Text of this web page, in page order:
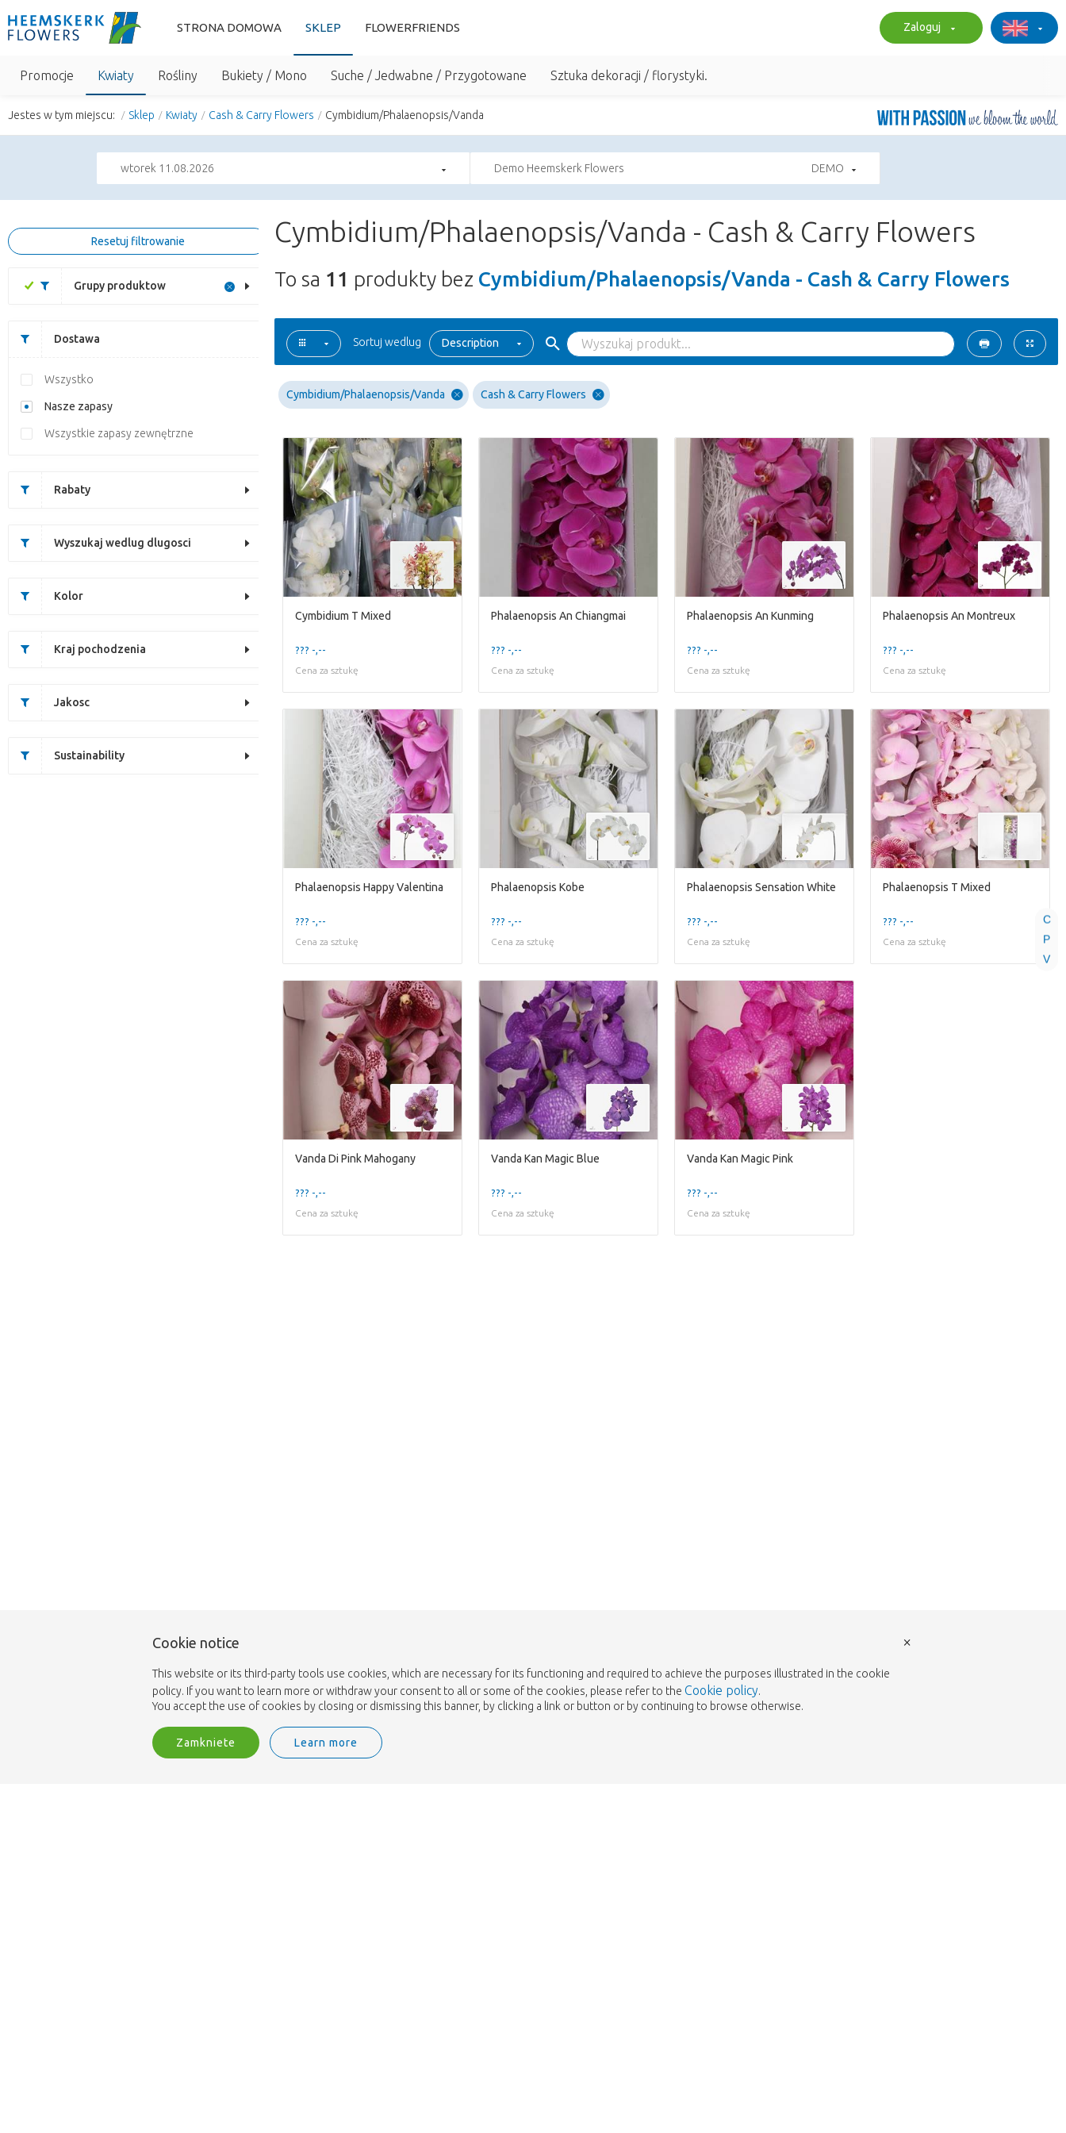
STRONA DOMOWA SKLEP FLOWERFRIENDS Zaloguj
Promocje Kwiaty Rośliny Bukiety / Mono Suche / Jedwabne / Przygotowane Sztuka dekoracji / florystyki.
Jestes w tym miejscu: Sklep Kwiaty Cash & Carry Flowers Cymbidium/Phalaenopsis/Vanda
wtorek 11.08.2026 Demo Heemskerk Flowers DEMO
C
P
V
Resetuj filtrowanie
Grupy produktow
Dostawa
Wszystko
Nasze zapasy
Wszystkie zapasy zewnętrzne
Rabaty
Wyszukaj wedlug dlugosci
Kolor
Kraj pochodzenia
Jakosc
Sustainability
Cymbidium/Phalaenopsis/Vanda - Cash & Carry Flowers
To sa 11 produkty bez Cymbidium/Phalaenopsis/Vanda - Cash & Carry Flowers
Sortuj wedlug Description
Cymbidium/Phalaenopsis/Vanda Cash & Carry Flowers
Cymbidium T Mixed
??? -,--
Cena za sztukę
Phalaenopsis An Chiangmai
??? -,--
Cena za sztukę
Phalaenopsis An Kunming
??? -,--
Cena za sztukę
Phalaenopsis An Montreux
??? -,--
Cena za sztukę
Phalaenopsis Happy Valentina
??? -,--
Cena za sztukę
Phalaenopsis Kobe
??? -,--
Cena za sztukę
Phalaenopsis Sensation White
??? -,--
Cena za sztukę
Phalaenopsis T Mixed
??? -,--
Cena za sztukę
Vanda Di Pink Mahogany
??? -,--
Cena za sztukę
Vanda Kan Magic Blue
??? -,--
Cena za sztukę
Vanda Kan Magic Pink
??? -,--
Cena za sztukę
Cookie notice
This website or its third-party tools use cookies, which are necessary for its functioning and required to achieve the purposes illustrated in the cookie
policy. If you want to learn more or withdraw your consent to all or some of the cookies, please refer to the Cookie policy.
You accept the use of cookies by closing or dismissing this banner, by clicking a link or button or by continuing to browse otherwise.
Zamkniete Learn more
×